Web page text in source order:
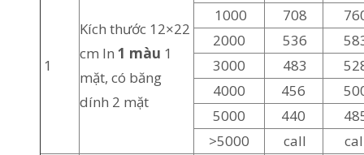
1
Kích thước 12×22
cm In 1 màu 1
mặt, có băng
dính 2 mặt
1000
708
2000
536
3000
483
4000
456
5000
440
>5000
call